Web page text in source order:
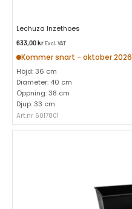
Lechuza Inzethoes
633,00krExcl. VAT
Kommer snart - oktober 2026
Höjd: 36 cm
Diameter: 40 cm
Öppning: 38 cm
Djup: 33 cm
Art.nr 6017801